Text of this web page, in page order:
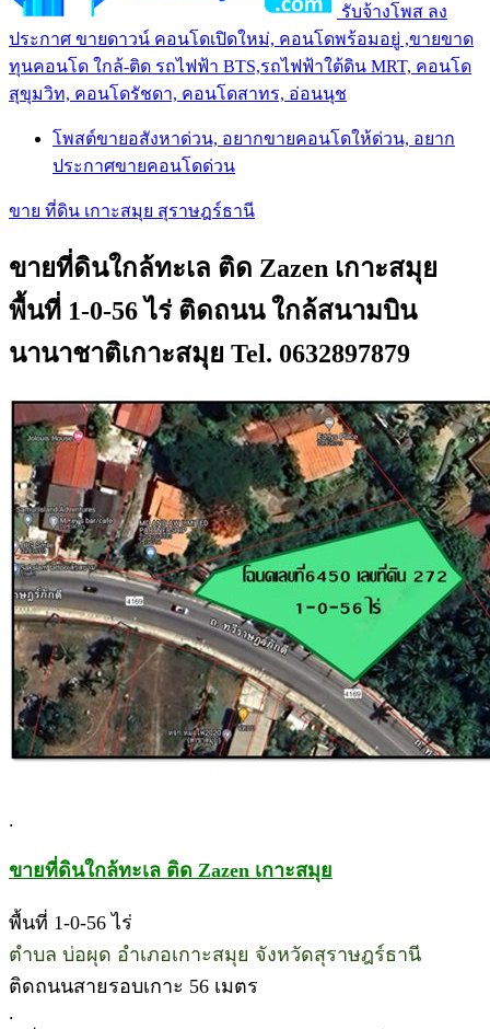
รับจ้างโพส ลง
ประกาศ ขายดาวน์ คอนโดเปิดใหม่, คอนโดพร้อมอยู่ ,ขายขาด
ทุนคอนโด ใกล้-ติด รถไฟฟ้า BTS,รถไฟฟ้าใต้ดิน MRT, คอนโด
สุขุมวิท, คอนโดรัชดา, คอนโดสาทร, อ่อนนุช
โพสต์ขายอสังหาด่วน, อยากขายคอนโดให้ด่วน, อยาก
ประกาศขายคอนโดด่วน
ขาย ที่ดิน เกาะสมุย สุราษฎร์ธานี
ขายที่ดินใกล้ทะเล ติด Zazen เกาะสมุย
พื้นที่ 1-0-56 ไร่ ติดถนน ใกล้สนามบิน
นานาชาติเกาะสมุย Tel. 0632897879
.
ขายที่ดินใกล้ทะเล ติด Zazen เกาะสมุย
พื้นที่ 1-0-56 ไร่
ตำบล บ่อผุด อำเภอเกาะสมุย จังหวัดสุราษฎร์ธานี
ติดถนนสายรอบเกาะ 56 เมตร
.